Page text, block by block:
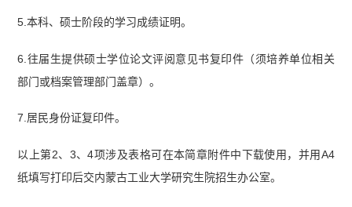
5.本科、硕士阶段的学习成绩证明。
6.往届生提供硕士学位论文评阅意见书复印件（须培养单位相关
部门或档案管理部门盖章）。
7.居民身份证复印件。
以上第2、3、4项涉及表格可在本简章附件中下载使用，并用A4
纸填写打印后交内蒙古工业大学研究生院招生办公室。